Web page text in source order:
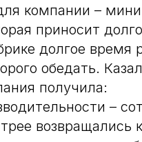
компании –
приносит
долгое время
обедать.
получила:
–
возвращались